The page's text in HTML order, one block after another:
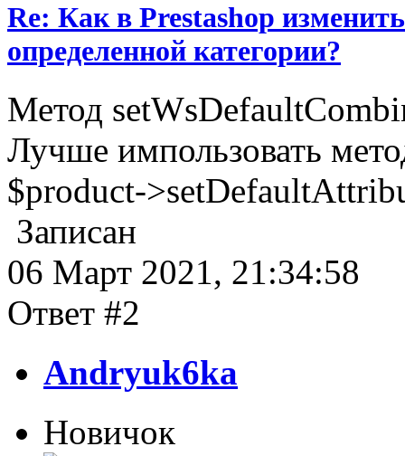
Re: Как в Prestashop
определенной категории?
Метод
Лучше импользовать
$product-
Записан
06 Март 2021, 21:34:58
Ответ #2
Andryuk6ka
Новичок